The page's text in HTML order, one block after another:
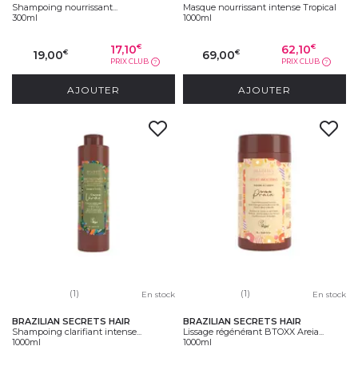
Shampoing nourrissant...
300ml
19,00€ 17,10€
PRIX CLUB ?
AJOUTER
Masque nourrissant intense Tropical
1000ml
69,00€ 62,10€
PRIX CLUB ?
AJOUTER
(1) En stock
BRAZILIAN SECRETS HAIR
Shampoing clarifiant intense...
1000ml
(1) En stock
BRAZILIAN SECRETS HAIR
Lissage régénérant BTOXX Areia...
1000ml